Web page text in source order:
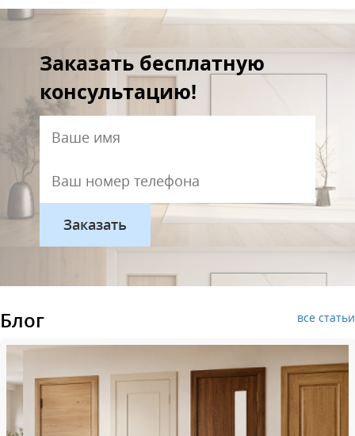
Заказать бесплатную
консультацию!
Блог все статьи